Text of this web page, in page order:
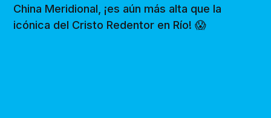
China Meridional, ¡es aún más alta que la
icónica del Cristo Redentor en Río! 😱